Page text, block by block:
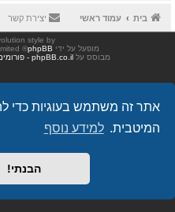
אתר זה משתמש בעוגיות כדי
המיטבית. למידע נוסף
הבנתי!
בית עמוד ראשי יצירת קשר
style by
מופעל על ידי phpBB
® Forum Software © phpBB Limited
מבוסס על phpBB.co.il - פורומים בעברית